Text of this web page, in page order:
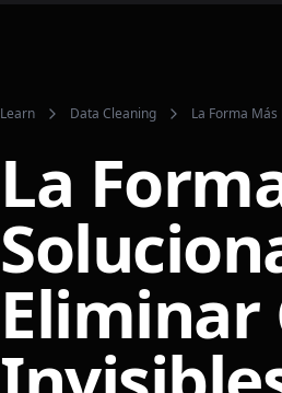
Learn Data Cleaning La Forma
La
Eliminar